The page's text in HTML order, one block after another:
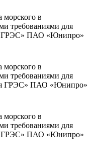
морского в
требованиями для
ГРЭС» ПАО «Юнипро»
морского в
требованиями для
ГРЭС» ПАО «Юнипро»
морского в
требованиями для
ГРЭС» ПАО «Юнипро»